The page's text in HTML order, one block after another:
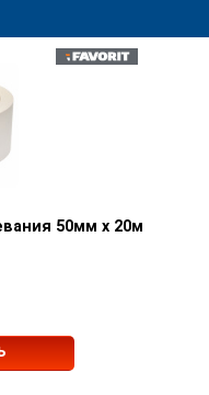
50мм х 20м